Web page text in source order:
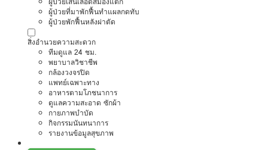
ผู้ป่วยที่มาพักฟื้นทำแผลกดทับ
ผู้ป่วยพักฟื้นหลังผ่าตัด
สิ่งอำนวยความสะดวก
ทีมดูแล 24 ชม.
พยาบาลวิชาชีพ
กล้องวงจรปิด
แพทย์เฉพาะทาง
อาหารตามโภชนาการ
ดูแลความสะอาด ซักผ้า
กายภาพบำบัด
กิจกรรมนันทนาการ
รายงานข้อมูลสุขภาพ